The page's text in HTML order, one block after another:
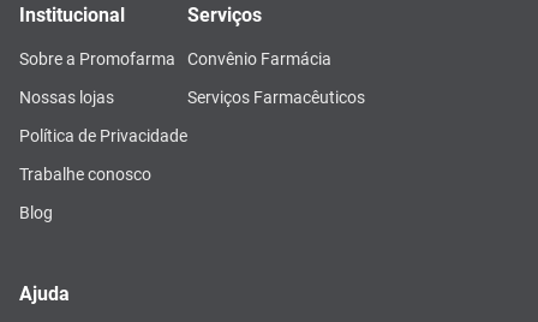
Institucional
Sobre a Promofarma
Nossas lojas
Política de Privacidade
Trabalhe conosco
Blog
Serviços
Convênio Farmácia
Serviços Farmacêuticos
Ajuda